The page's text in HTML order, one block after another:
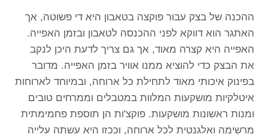
ההכנה של בצק עבור פוקצה בטאבון היא די פשוטה, אך
האתגר הוא דווקא לפני ההכנסה לטאבון ובזמן האפייה.
האפייה היא קצרה מאוד, אך גם צריך לדעת היכן לנקב
את הבצק כדי להוציא ממנו אוויר בזמן האפייה. מדובר
בפינוק איכותי מאוד לתחילת כל ארוחה, ובמיוחד לארוחות
איטלקיות מושקעות המלוות במטבלים וממרחים טובים
ומנות ראשונות מושקעות. פוקצ'ות הן תוספת פחמימתית
מרשימה ואלגנטית לכל ארוחה, וככזו היא עשתה עלייה